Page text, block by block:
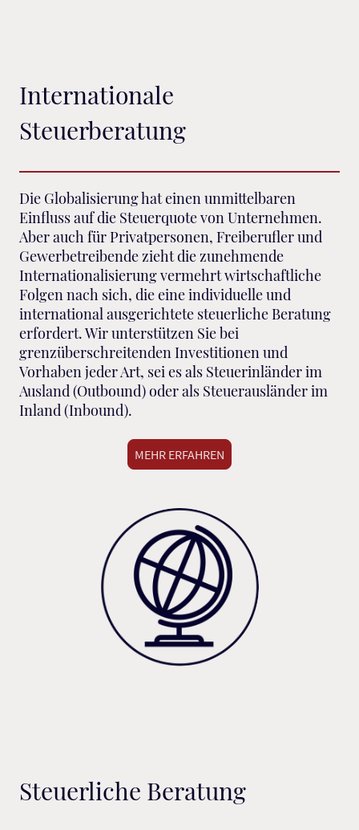
Internationale
Steuerberatung
Die Globalisierung hat einen unmittelbaren
Einfluss auf die Steuerquote von Unternehmen.
Aber auch für Privatpersonen, Freiberufler und
Gewerbetreibende zieht die zunehmende
Internationalisierung vermehrt wirtschaftliche
Folgen nach sich, die eine individuelle und
international ausgerichtete steuerliche Beratung
erfordert. Wir unterstützen Sie bei
grenzüberschreitenden Investitionen und
Vorhaben jeder Art, sei es als Steuerinländer im
Ausland (Outbound) oder als Steuerausländer im
Inland (Inbound).
MEHR ERFAHREN
Steuerliche Beratung